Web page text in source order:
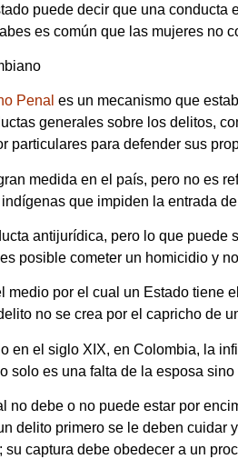
puede decir que una
es común que las mujeres no
Penal es un mecanismo que
generales sobre los delitos,
particulares para defender sus
medida en el país, pero no es
que impiden la entrada
antijurídica, pero lo que
posible cometer un homicidio y
medio por el cual un Estado tiene
no se crea por el capricho de
en el siglo XIX, en Colombia, la
solo es una falta de la esposa
no debe o no puede estar por
delito primero se le deben cuidar
su captura debe obedecer a un